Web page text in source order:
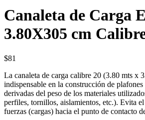
Canaleta de Carga
3.80X305 cm
$81
La canaleta de carga calibre 20 (3.80 mts x
indispensable en la construcción de plafones
derivadas del peso de los materiales
perfiles, tornillos, aislamientos, etc.). Evita
fuerzas (cargas) hacia el punto de contacto